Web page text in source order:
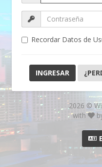
Recordar Datos de
2026 ©
with